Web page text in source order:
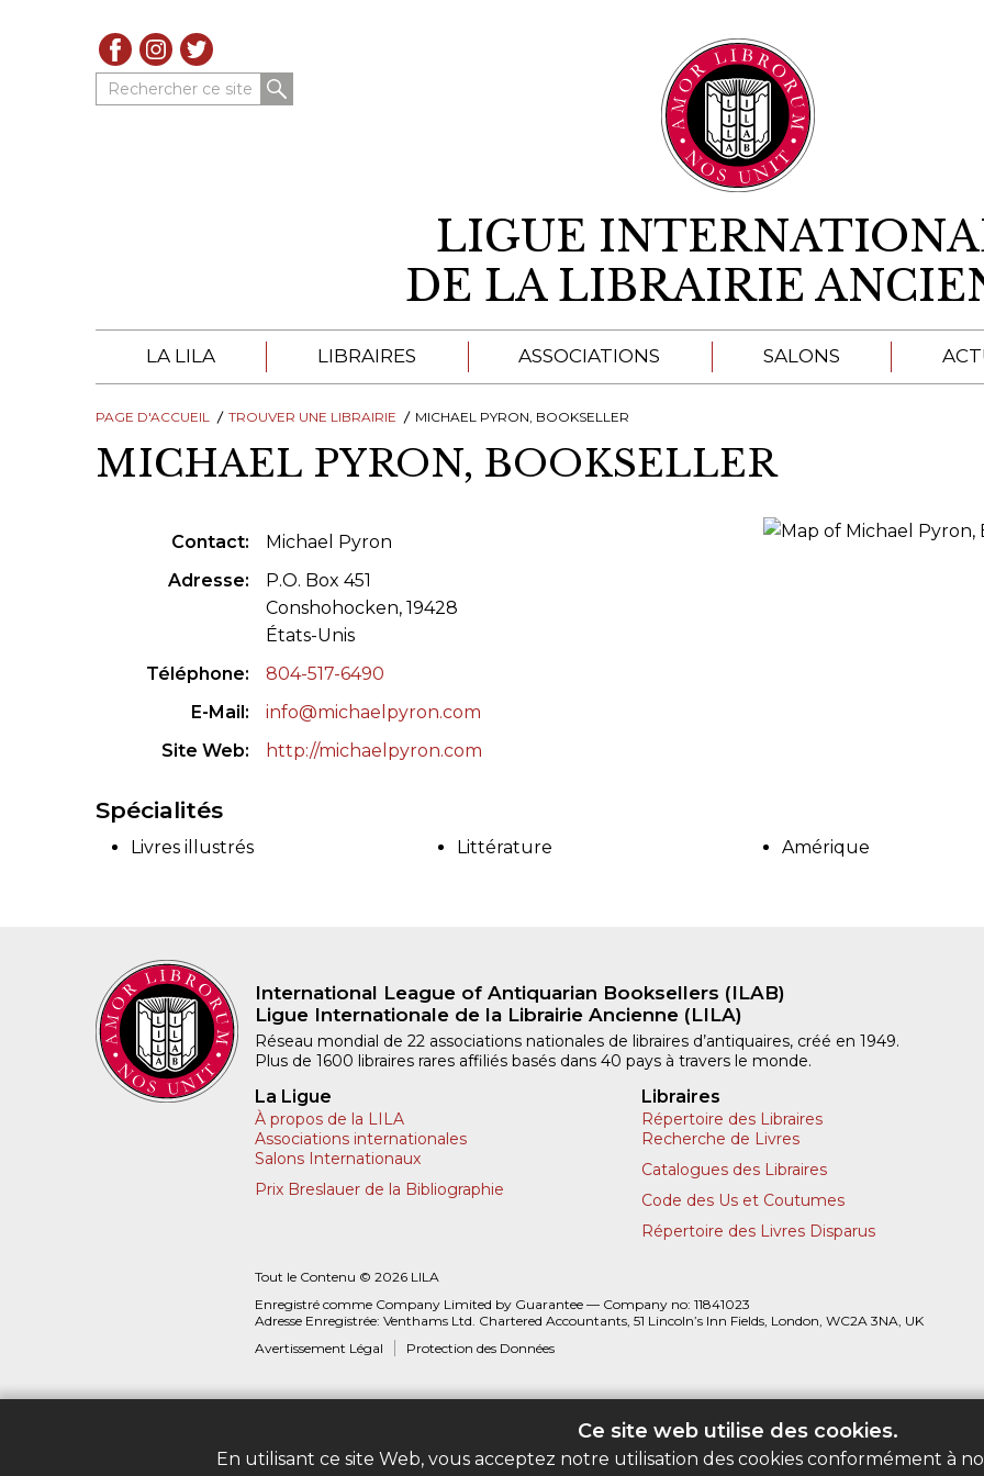
Ce site web utilise des cookies.
En utilisant ce site Web, vous acceptez notre utilisation des cookies conformément à
Rechercher ce site
LIGUE
DE LA LIBRAIRIE
LA LILA
À PROPOS DE LA LILA
TROUVER UNE LIBRAIRIE
SALONS INTERNATIONAUX DE LA LILA
CODE ES US ET COUTUMES DE LA LILA
L'HISTOIRE DE LA LILA
LIBRAIRES
LIBRAIRES DE LA LILA
CATALOGUES
RÉPERTOIRE DES LIBRAIRIES
ASSOCIATIONS SALONS
PAGE D'ACCUEIL TROUVER UNE LIBRAIRIE MICHAEL PYRON, BOOKSELLER
MICHAEL PYRON, BOOKSELLER
Contact
Michael Pyron
Adresse
P.O. Box 451
Conshohocken, 19428
États-Unis
Téléphone
804-517-6490
E-Mail
info@michaelpyron.com
Site Web
http://michaelpyron.com
Spécialités
Livres illustrés Littérature Amérique
International League of Antiquarian Booksellers (ILAB)
Ligue Internationale de la Librairie Ancienne (LILA)
Réseau mondial de 22 associations nationales de libraires d’antiquaires, créé en 1949.
Plus de 1600 libraires rares affiliés basés dans 40 pays à travers le monde.
La Ligue
À propos de la LILA
Associations internationales
Salons Internationaux
Prix Breslauer de la Bibliographie
Libraires
Répertoire des Libraires
Recherche de Livres
Catalogues des Libraires
Code des Us et Coutumes
Répertoire des Livres Disparus
Tout le Contenu © 2026 LILA
Enregistré comme Company Limited by Guarantee — Company no: 11841023
Adresse Enregistrée: Venthams Ltd. Chartered Accountants, 51 Lincoln’s Inn Fields, London, WC2A 3NA, UK
Avertissement Légal
Protection des Données